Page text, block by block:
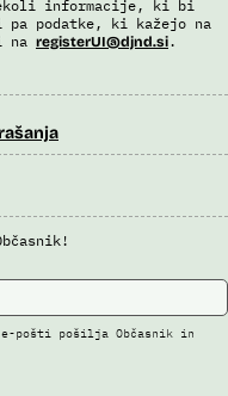
informacije, ki bi
podatke, ki kažejo na
na registerUI@djnd.si.
e-pošti pošilja Občasnik in